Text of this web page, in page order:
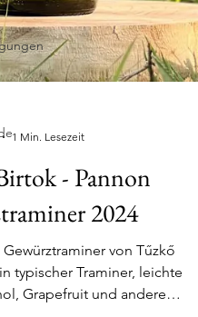
1 Min. Lesezeit
- Pannon
2024
von Tűzkő
typischer Traminer, leichte